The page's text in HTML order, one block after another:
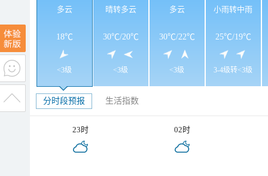
多云
18℃
<3级
晴转多云
30℃/20℃
<3级
多云
30℃/22℃
<3级
小雨转中雨
25℃/19℃
3-4级转<3级
分时段预报 生活指数
23时 02时